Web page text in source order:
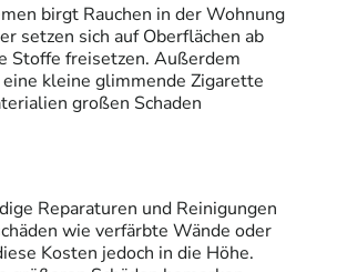
birgt Rauchen in der Wohnung
setzen sich auf Oberflächen ab
Stoffe freisetzen. Außerdem
kleine glimmende Zigarette
großen Schaden
Reparaturen und Reinigungen
wie verfärbte Wände oder
Kosten jedoch in die Höhe.